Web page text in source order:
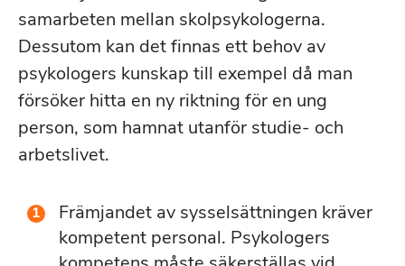
samarbeten mellan skolpsykologerna.
Dessutom kan det finnas ett behov av
psykologers kunskap till exempel då man
försöker hitta en ny riktning för en ung
person, som hamnat utanför studie- och
arbetslivet.
Främjandet av sysselsättningen kräver
kompetent personal. Psykologers